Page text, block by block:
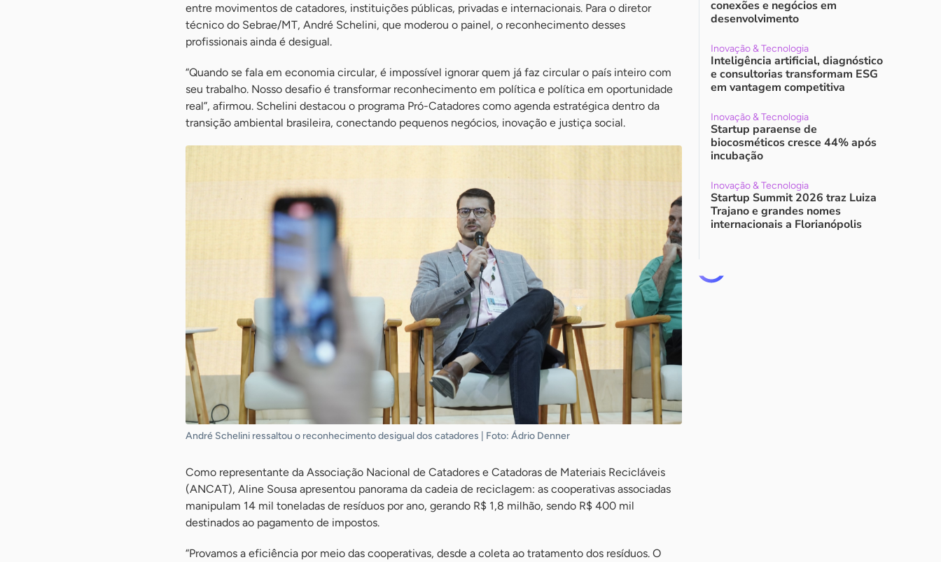
entre movimentos de catadores, instituições públicas, privadas e internacionais. Para o diretor
técnico do Sebrae/MT, André Schelini, que moderou o painel, o reconhecimento desses
profissionais ainda é desigual.
“Quando se fala em economia circular, é impossível ignorar quem já faz circular o país inteiro com
seu trabalho. Nosso desafio é transformar reconhecimento em política e política em oportunidade
real”, afirmou. Schelini destacou o programa Pró-Catadores como agenda estratégica dentro da
transição ambiental brasileira, conectando pequenos negócios, inovação e justiça social.
André Schelini ressaltou o reconhecimento desigual dos catadores | Foto: Ádrio Denner
Como representante da Associação Nacional de Catadores e Catadoras de Materiais Recicláveis
(ANCAT), Aline Sousa apresentou panorama da cadeia de reciclagem: as cooperativas associadas
manipulam 14 mil toneladas de resíduos por ano, gerando R$ 1,8 milhão, sendo R$ 400 mil
destinados ao pagamento de impostos.
“Provamos a eficiência por meio das cooperativas, desde a coleta ao tratamento dos resíduos. O
conexões e negócios em
desenvolvimento
Inovação & Tecnologia
Inteligência artificial, diagnóstico
e consultorias transformam ESG
em vantagem competitiva
Inovação & Tecnologia
Startup paraense de
biocosméticos cresce 44% após
incubação
Inovação & Tecnologia
Startup Summit 2026 traz Luiza
Trajano e grandes nomes
internacionais a Florianópolis